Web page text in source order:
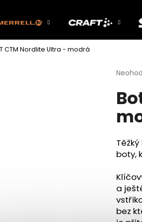
CTM Nordlite Ultra - modrá
produktu
je
boty,
a
bez
Co potřebujete najít?